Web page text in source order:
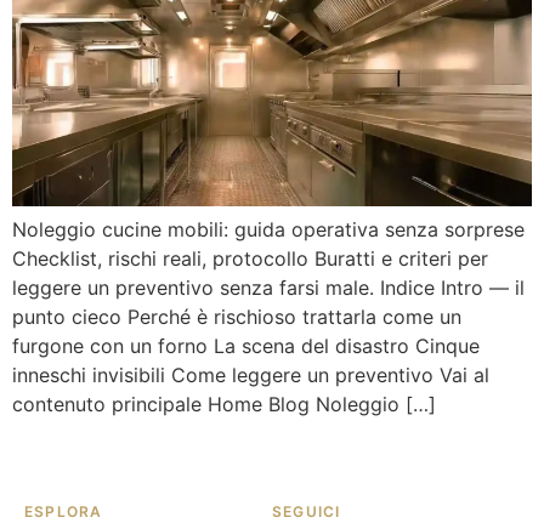
Noleggio cucine mobili: guida operativa senza sorprese
Checklist, rischi reali, protocollo Buratti e criteri per
leggere un preventivo senza farsi male. Indice Intro — il
punto cieco Perché è rischioso trattarla come un
furgone con un forno La scena del disastro Cinque
inneschi invisibili Come leggere un preventivo Vai al
contenuto principale Home Blog Noleggio […]
ESPLORA SEGUICI